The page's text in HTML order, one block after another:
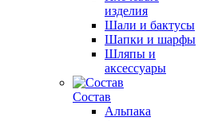
изделия
Шали и бактусы
Шапки и шарфы
Шляпы и
аксессуары
Состав
Альпака